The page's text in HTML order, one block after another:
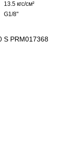
13.5 кгс/см²
G1/8"